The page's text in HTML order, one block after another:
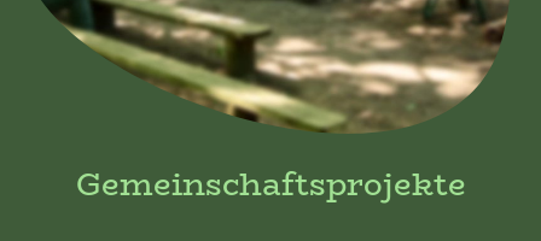
Gemeinschaftsprojekte